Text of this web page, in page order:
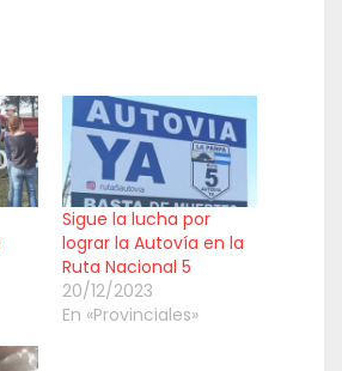
Sigue la lucha por
lograr la Autovía en la
Ruta Nacional 5
20/12/2023
En «Provinciales»